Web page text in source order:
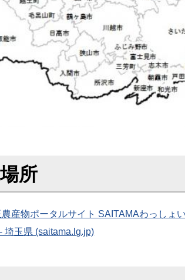
所
産物ポータルサイト SAITAMAわっしょい
埼玉県 (saitama.lg.jp)